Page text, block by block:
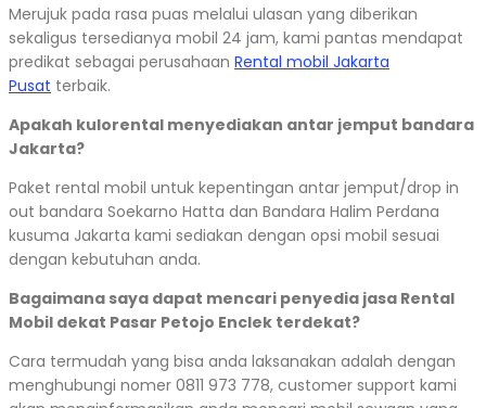
Merujuk pada rasa puas melalui ulasan yang diberikan
sekaligus tersedianya mobil 24 jam, kami pantas mendapat
predikat sebagai perusahaan Rental mobil Jakarta
Pusat terbaik.
Apakah kulorental menyediakan antar jemput bandara
Jakarta?
Paket rental mobil untuk kepentingan antar jemput/drop in
out bandara Soekarno Hatta dan Bandara Halim Perdana
kusuma Jakarta kami sediakan dengan opsi mobil sesuai
dengan kebutuhan anda.
Bagaimana saya dapat mencari penyedia jasa Rental
Mobil dekat Pasar Petojo Enclek terdekat?
Cara termudah yang bisa anda laksanakan adalah dengan
menghubungi nomer 0811 973 778, customer support kami